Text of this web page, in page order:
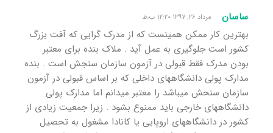
ساسان مرداد ۲۶, ۱۳۹۷ ۱۲:۲۰ ب٫ظ
بهترین کار ممکن همینست که از مدرک گرایی که آفت بزرگ
کشور است جلوگیری به عمل آید . ملاک بنده برای معتبر
بودن مدرک فقط قبولی در آزمون سازمان سنجش است . بنده
مدارک پولی دانشگاههای داخلی که بر اساس قبولی در آزمون
سازمان سنحش میباشد را معتبر میدانم اما مدارک پولی
دانشگاههای خارجی باید ممنوع بشود . زیرا جمعیت زیادی از
کشور در دانشگاههای اروپایی یا کانادا مشغول به تحصیل